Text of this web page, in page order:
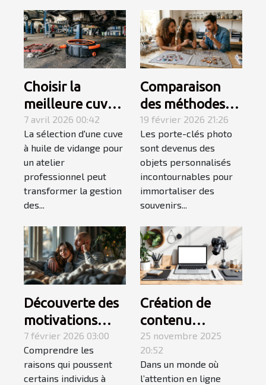
Choisir la
meilleure cuve à
huile de vidange
pour ateliers
professionnels
7 avril 2026 00:42
La sélection d'une cuve
à huile de vidange pour
un atelier
professionnel peut
transformer la gestion
des...
Comparaison
des méthodes
d'impression
pour les porte-
clés photo
19 février 2026 21:26
Les porte-clés photo
sont devenus des
objets personnalisés
incontournables pour
immortaliser des
souvenirs...
Découverte des
motivations
derrière
l'utilisation des
sites de
7 février 2026 03:00
Comprendre les
raisons qui poussent
certains individus à
Création de
contenu
engageant :
secrets pour
captiver votre
25 novembre 2025
20:52
Dans un monde où
l’attention en ligne